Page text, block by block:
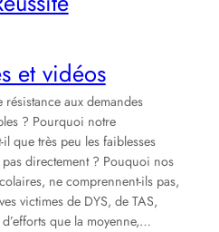
et vidéos
aux demandes
? Pourquoi notre
que très peu les faiblesses
directement ? Pouquoi nos
ne comprennent-ils pas,
victimes de DYS, de TAS,
que la moyenne,…